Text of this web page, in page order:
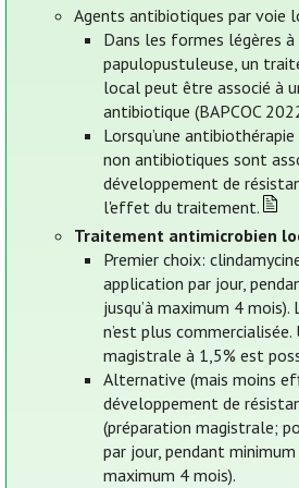
Agents antibiotiques par voie
Dans les formes légères à
papulopustuleuse, un
local peut être associé à
antibiotique (BAPCOC
Lorsqu’une
non antibiotiques sont
développement de
l'effet du traitement.
Traitement antimicrobien
Premier choix:
application par jour,
jusqu’à maximum 4
n’est plus
magistrale à 1,5% est
Alternative (mais moins
développement de
(préparation magistrale;
par jour, pendant minimum
maximum 4 mois).